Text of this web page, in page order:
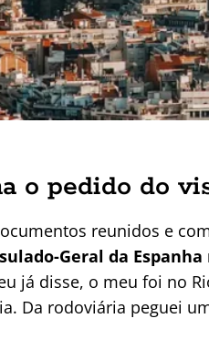
o pedido do
reunidos e
Geral da
já disse, o meu foi no
Da rodoviária peguei